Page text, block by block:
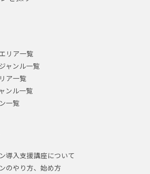
リア一覧
ャンル一覧
ア一覧
ンル一覧
一覧
導入支援講座について
のやり方、始め方